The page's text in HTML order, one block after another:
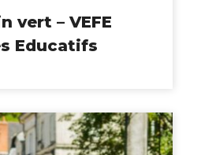
vert – VEFE
Educatifs